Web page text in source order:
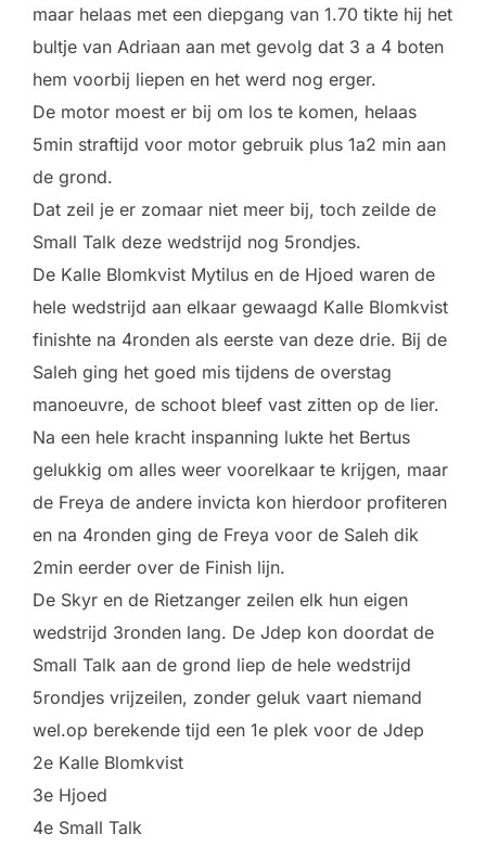
maar helaas met een diepgang van 1.70 tikte hij het
bultje van Adriaan aan met gevolg dat 3 a 4 boten
hem voorbij liepen en het werd nog erger.
De motor moest er bij om los te komen, helaas
5min straftijd voor motor gebruik plus 1a2 min aan
de grond.
Dat zeil je er zomaar niet meer bij, toch zeilde de
Small Talk deze wedstrijd nog 5rondjes.
De Kalle Blomkvist Mytilus en de Hjoed waren de
hele wedstrijd aan elkaar gewaagd Kalle Blomkvist
finishte na 4ronden als eerste van deze drie. Bij de
Saleh ging het goed mis tijdens de overstag
manoeuvre, de schoot bleef vast zitten op de lier.
Na een hele kracht inspanning lukte het Bertus
gelukkig om alles weer voorelkaar te krijgen, maar
de Freya de andere invicta kon hierdoor profiteren
en na 4ronden ging de Freya voor de Saleh dik
2min eerder over de Finish lijn.
De Skyr en de Rietzanger zeilen elk hun eigen
wedstrijd 3ronden lang. De Jdep kon doordat de
Small Talk aan de grond liep de hele wedstrijd
5rondjes vrijzeilen, zonder geluk vaart niemand
wel.op berekende tijd een 1e plek voor de Jdep
2e Kalle Blomkvist
3e Hjoed
4e Small Talk